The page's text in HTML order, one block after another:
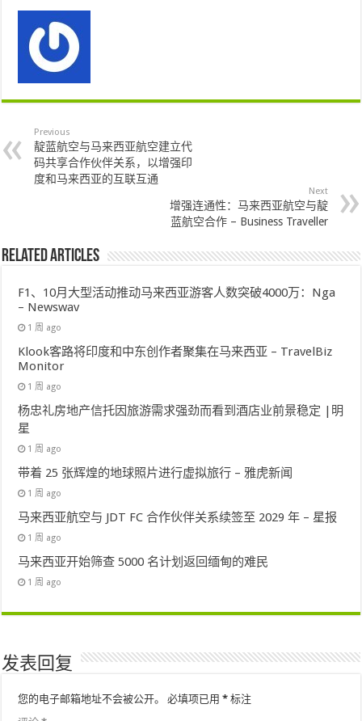
Previous
靛蓝航空与马来西亚航空建立代
码共享合作伙伴关系，以增强印
度和马来西亚的互联互通
Next
增强连通性：马来西亚航空与靛
蓝航空合作 – Business Traveller
Related Articles
F1、10月大型活动推动马来西亚游客人数突破4000万：Nga
– Newswav
1 周 ago
Klook客路将印度和中东创作者聚集在马来西亚 – TravelBiz
Monitor
1 周 ago
杨忠礼房地产信托因旅游需求强劲而看到酒店业前景稳定 |明
星
1 周 ago
带着 25 张辉煌的地球照片进行虚拟旅行 – 雅虎新闻
1 周 ago
马来西亚航空与 JDT FC 合作伙伴关系续签至 2029 年 – 星报
1 周 ago
马来西亚开始筛查 5000 名计划返回缅甸的难民
1 周 ago
发表回复
您的电子邮箱地址不会被公开。 必填项已用* 标注